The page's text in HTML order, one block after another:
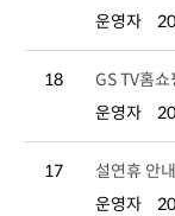
운영자
18
GS TV홈
운영자
17
설연휴 안
운영자